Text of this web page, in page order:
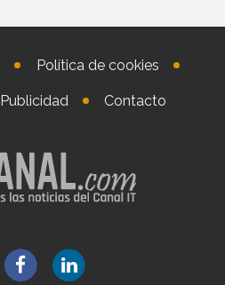
Política de cookies
Publicidad Contacto